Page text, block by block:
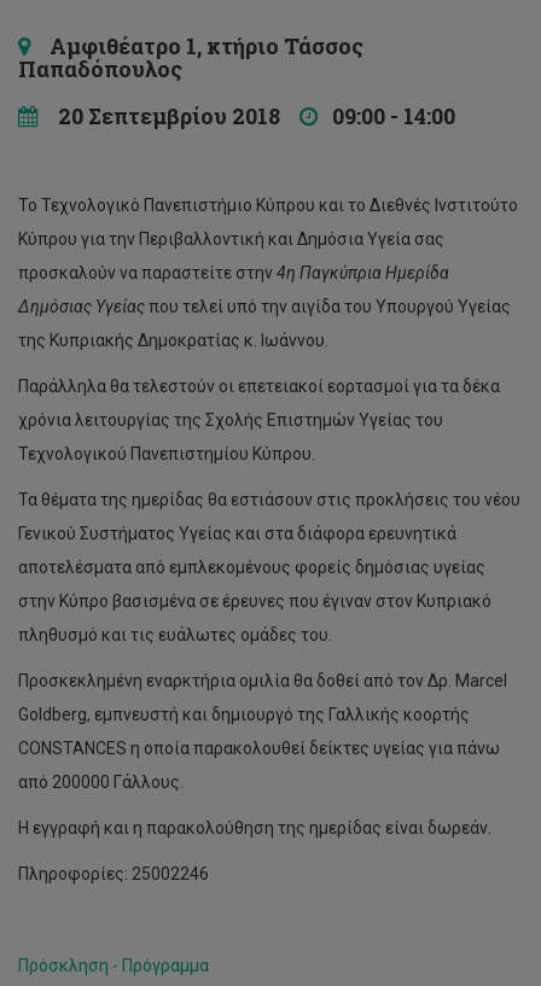
Αμφιθέατρο 1, κτήριο Τάσσος
Παπαδόπουλος
20 Σεπτεμβρίου 2018
09:00 - 14:00
Το Τεχνολογικό Πανεπιστήμιο Κύπρου και το Διεθνές Ινστιτούτο
Κύπρου για την Περιβαλλοντική και Δημόσια Υγεία σας
προσκαλούν να παραστείτε στην4η Παγκύπρια Ημερίδα
Δημόσιας Υγείαςπου τελεί υπό την αιγίδα του Υπουργού Υγείας
της Κυπριακής Δημοκρατίας κ. Ιωάννου.
Παράλληλα θα τελεστούν οι επετειακοί εορτασμοί για τα δέκα
χρόνια λειτουργίας της Σχολής Επιστημών Υγείας του
Τεχνολογικού Πανεπιστημίου Κύπρου.
Τα θέματα της ημερίδας θα εστιάσουν στις προκλήσεις του νέου
Γενικού Συστήματος Υγείας και στα διάφορα ερευνητικά
αποτελέσματα από εμπλεκομένους φορείς δημόσιας υγείας
στην Κύπρο βασισμένα σε έρευνες που έγιναν στον Κυπριακό
πληθυσμό και τις ευάλωτες ομάδες του.
Προσκεκλημένη εναρκτήρια ομιλία θα δοθεί από τον Δρ. Marcel
Goldberg, εμπνευστή και δημιουργό της Γαλλικής κοορτής
CONSTANCES η οποία παρακολουθεί δείκτες υγείας για πάνω
από 200000 Γάλλους.
Η εγγραφή και η παρακολούθηση της ημερίδας είναι δωρεάν.
Πληροφορίες: 25002246
Πρόσκληση - Πρόγραμμα